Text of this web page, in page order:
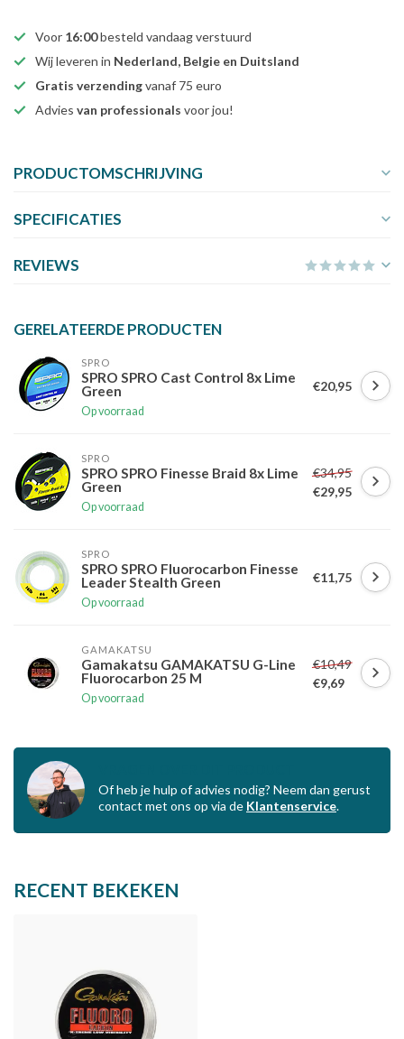
Voor 16:00besteld vandaag verstuurd
Wij leveren in Nederland, Belgie en Duitsland
Gratis verzendingvanaf 75 euro
Advies van professionals voor jou!
PRODUCTOMSCHRIJVING
SPECIFICATIES
REVIEWS
GERELATEERDE PRODUCTEN
SPRO
SPRO SPRO Cast Control 8x Lime
Green
Op voorraad
€20,95
SPRO
SPRO SPRO Finesse Braid 8x Lime
Green
Op voorraad
€34,95
€29,95
SPRO
SPRO SPRO Fluorocarbon Finesse
Leader Stealth Green
Op voorraad
€11,75
GAMAKATSU
Gamakatsu GAMAKATSU G-Line
Fluorocarbon 25 M
Op voorraad
€10,49
€9,69
Of heb je hulp of advies nodig? Neem dan gerust
contact met ons op via de Klantenservice.
RECENT BEKEKEN